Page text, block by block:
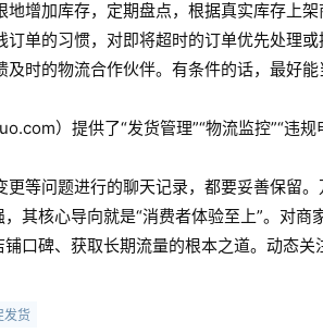
增加库存，定期盘点，根据真实库存上架
单的习惯，对即将超时的订单优先处理或
及时的物流合作伙伴。有条件的话，最好
）提供了“发货管理”“物流监控”“违
等问题进行的聊天记录，都要妥善保留
其核心导向就是“消费者体验至上”。对
口碑、获取长期流量的根本之道。动态
发货